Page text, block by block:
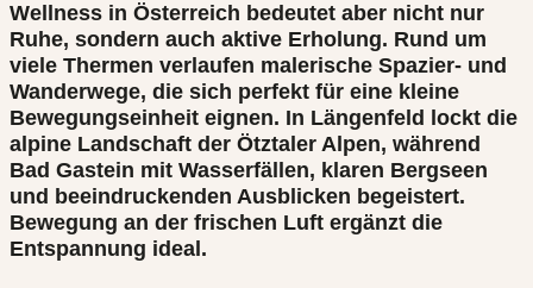
Wellness in Österreich bedeutet aber nicht nur
Ruhe, sondern auch aktive Erholung. Rund um
viele Thermen verlaufen malerische Spazier- und
Wanderwege, die sich perfekt für eine kleine
Bewegungseinheit eignen. In Längenfeld lockt die
alpine Landschaft der Ötztaler Alpen, während
Bad Gastein mit Wasserfällen, klaren Bergseen
und beeindruckenden Ausblicken begeistert.
Bewegung an der frischen Luft ergänzt die
Entspannung ideal.